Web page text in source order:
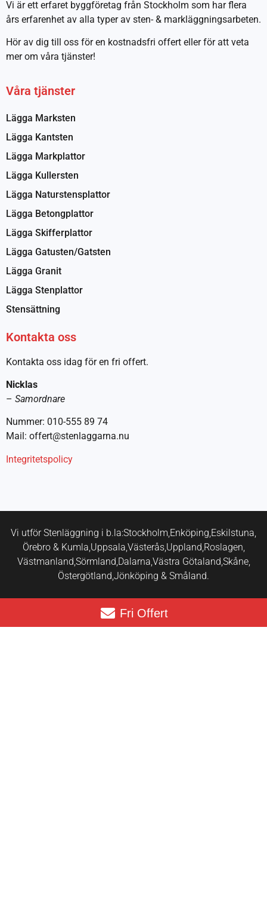
Vi är ett erfaret byggföretag från Stockholm som har flera
års erfarenhet av alla typer av sten- & markläggningsarbeten.
Hör av dig till oss för en kostnadsfri offert eller för att veta
mer om våra tjänster!
Våra tjänster
Lägga Marksten
Lägga Kantsten
Lägga Markplattor
Lägga Kullersten
Lägga Naturstensplattor
Lägga Betongplattor
Lägga Skifferplattor
Lägga Gatusten/Gatsten
Lägga Granit
Lägga Stenplattor
Stensättning
Kontakta oss
Kontakta oss idag för en fri offert.
Nicklas
– Samordnare
Nummer: 010-555 89 74
Mail: offert@stenlaggarna.nu
Integritetspolicy
Vi utför Stenläggning i b.la:Stockholm,Enköping,Eskilstuna,
Örebro & Kumla,Uppsala,Västerås,Uppland,Roslagen,
Västmanland,Sörmland,Dalarna,Västra Götaland,Skåne,
Östergötland,Jönköping & Småland.
Fri Offert